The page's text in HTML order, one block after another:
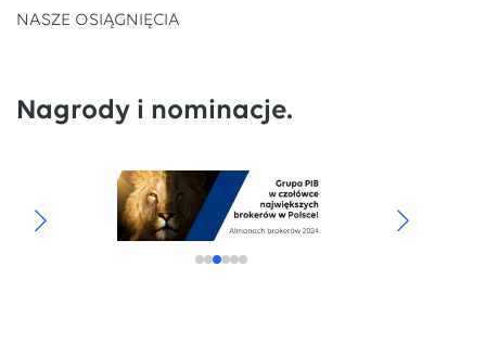
NASZE OSIĄGNIĘCIA
Nagrody i nominacje.